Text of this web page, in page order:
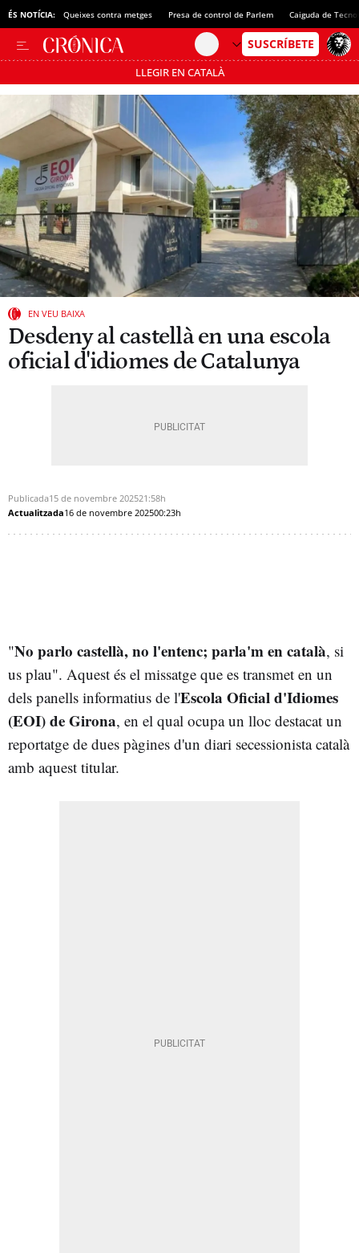
ÉS NOTÍCIA: Queixes contra metges Presa de control de Parlem Caiguda de
LLEGIR EN CATALÀ
Passa’t al mode estalvi
EN VEU BAIXA
Desdeny al castellà en una escola
oficial d'idiomes de Catalunya
Publicada15 de novembre 202521:58h
Actualitzada16 de novembre 202500:23h
"No parlo castellà, no l'entenc; parla'm en català, si
us plau". Aquest és el missatge que es transmet en un
dels panells informatius de l'Escola Oficial d'Idiomes
(EOI) de Girona, en el qual ocupa un lloc destacat un
reportatge de dues pàgines d'un diari secessionista català
amb aquest titular.